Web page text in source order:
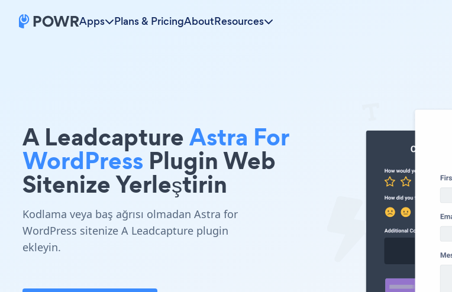
Apps Plans & PricingAboutResources
A LeadcaptureAstra For
WordPress Plugin Web
Sitenize Yerleştirin
Kodlama veya baş ağrısı olmadan Astra for
WordPress sitenize A Leadcapture plugin
ekleyin.